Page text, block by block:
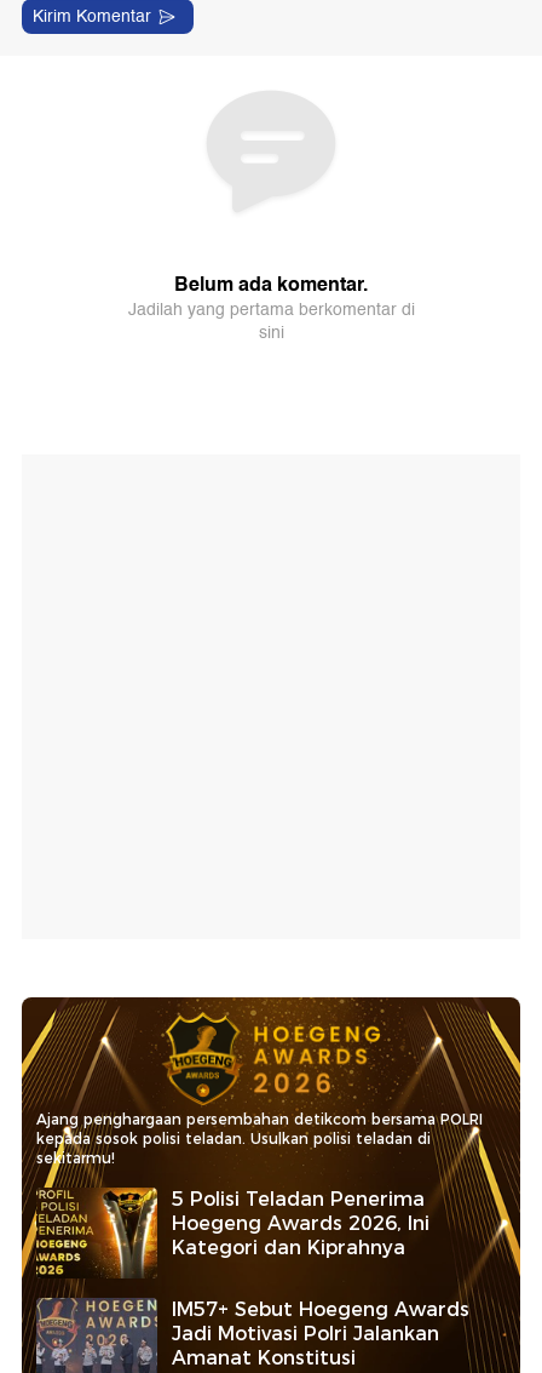
Ajang penghargaan persembahan detikcom bersama POLRI
kepada sosok polisi teladan. Usulkan polisi teladan di
sekitarmu!
5 Polisi Teladan Penerima
Hoegeng Awards 2026, Ini
Kategori dan Kiprahnya
IM57+ Sebut Hoegeng Awards
Jadi Motivasi Polri Jalankan
Amanat Konstitusi